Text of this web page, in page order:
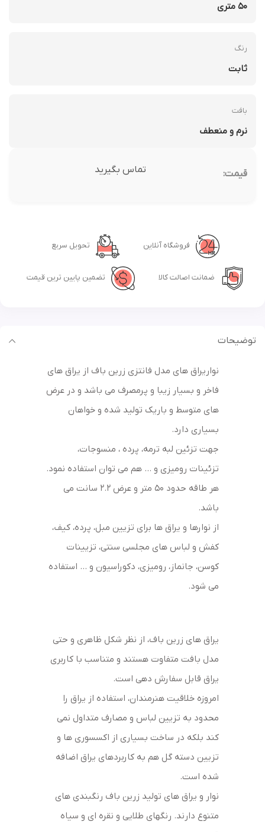
50 متری
رنگ
ثابت
بافت
نرم و منعطف
قیمت: تماس بگیرید
فروشگاه آنلاین تحویل سریع
ضمانت اصالت کالا تضمین پایین ترین قیمت
توضیحات
نواریراق های مدل فانتزی زرین باف از یراق های
فاخر و بسیار زیبا و پرمصرف می باشد و در عرض
های متوسط و باریک تولید شده و خواهان
بسیاری دارد.
جهت تزئین لبه ترمه، پرده ، منسوجات،
تزئینات رومیزی و … هم می توان استفاده نمود.
هر طاقه حدود 50 متر و عرض 2.2 سانت می
باشد.
از نوارها و یراق ها برای تزیین مبل، پرده، کیف،
کفش و لباس های مجلسی سنتی، تزیینات
کوسن، جانماز، رومیزی، دکوراسیون و … استفاده
می شود.
یراق های زرین باف، از نظر شکل ظاهری و حتی
مدل بافت متفاوت هستند و متناسب با کاربری
یراق قابل سفارش دهی است.
امروزه خلاقیت هنرمندان، استفاده از یراق را
محدود به تزیین لباس و مصارف متداول نمی
کند بلکه در ساخت بسیاری از اکسسوری ها و
تزیین دسته گل هم به کاربردهای یراق اضافه
شده است.
نوار و یراق های تولید زرین باف رنگبندی های
متنوع دارند. رنگهای طلایی و نقره ای و سیاه